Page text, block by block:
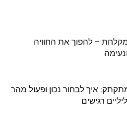
– להפוך את החוויה
איך לבחור נכון ופעול מהר
רגישים